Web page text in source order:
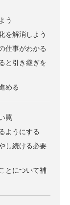
う
を解消しよう
仕事がわかる
と引き継ぎを
める
罠
ようにする
し続ける必要
とについて補